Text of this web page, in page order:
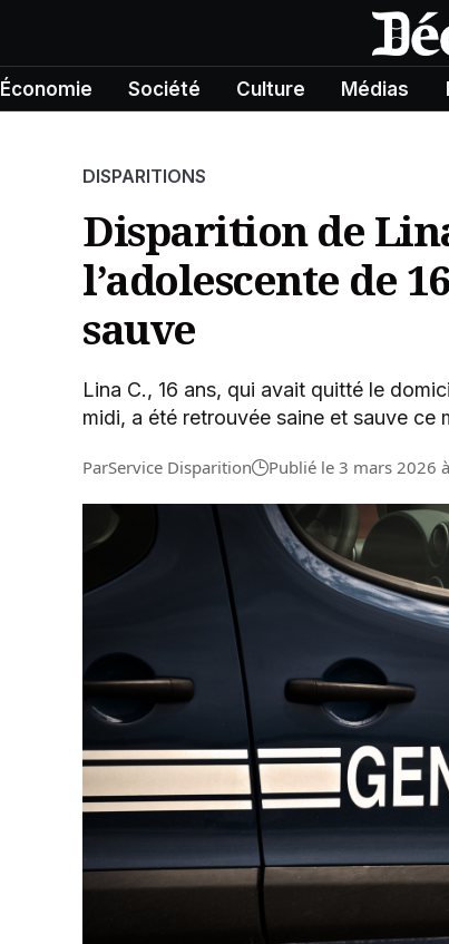
Économie Société Culture Médias
DISPARITIONS
Disparition de
l’adolescente de
sauve
Lina C., 16 ans, qui avait quitté le
midi, a été retrouvée saine et sauve ce
ParService Disparition Publié le 3 mars 2026